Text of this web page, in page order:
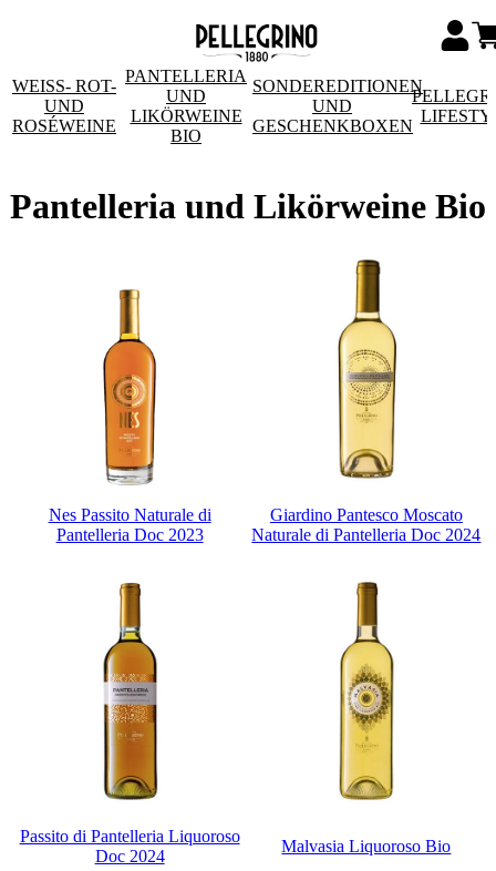
WEISS- ROT- U
ND R
OSÉWEINE
PANTELLERIA
UND
LIKÖRWEINE
BIO
SONDEREDITIONEN
UND
GESCHENKBOXEN
Pantelleria und Likörweine Bio
Nes Passito Naturale di
Pantelleria Doc 2023
Giardino Pantesco Moscato
Naturale di Pantelleria Doc 2024
Passito di Pantelleria Liquoroso
Doc 2024
Malvasia Liquoroso Bio